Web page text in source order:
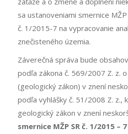
sa ustanoveniami smernice MŽP
č. 1/2015-7 na vypracovanie
znečisteného územia.
Záverečná správa bude
podľa zákona č. 569/2007 Z. z.
(geologický zákon) v znení
podľa vyhlášky č. 51/2008 Z. z.,
geologický zákon v znení
smernice MŽP SR č. 1/2015 –